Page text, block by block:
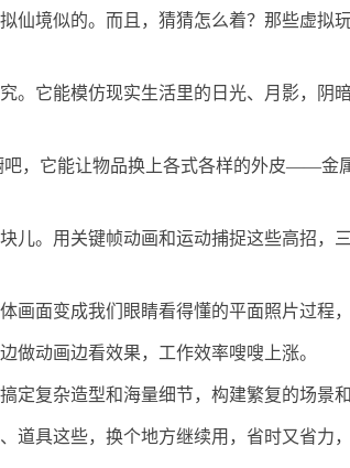
仙境似的。而且，猜猜怎么着？那些虚拟
。它能模仿现实生活里的日光、月影，阴
吧，它能让物品换上各式各样的外皮——金
儿。用关键帧动画和运动捕捉这些高招，
画面变成我们眼睛看得懂的平面照片过程
做动画边看效果，工作效率嗖嗖上涨。
定复杂造型和海量细节，构建繁复的场景
道具这些，换个地方继续用，省时又省力，